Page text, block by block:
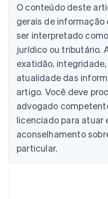
O conteúdo deste
gerais de informação
ser interpretado
jurídico ou tributário.
exatidão,
atualidade das
artigo. Você deve
advogado
licenciado para atuar
aconselhamento
particular.
Bélgica
NederlandsFrançais
Brasil
PortuguêsEnglish
Bulgária
English
Canadá
English Français
China continental
Chipre
English
Croácia
Dinamarca